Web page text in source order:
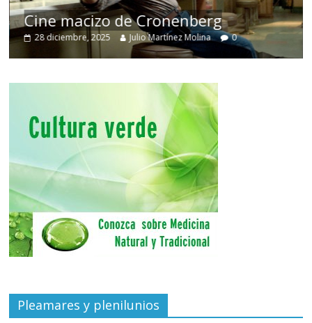
Cine macizo de Cronenberg
28 diciembre, 2025 Julio Martínez Molina 0
Pleamares y plenilunios